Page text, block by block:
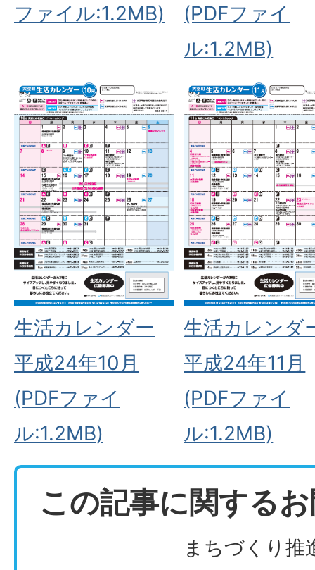
ファイル:1.2MB)
(PDFファイ
ル:1.2MB)
生活カレンダー
平成24年10月
(PDFファイ
ル:1.2MB)
生活カレンダ
平成24年11月
(PDFファイ
ル:1.2MB)
この記事に関する
まちづくり推